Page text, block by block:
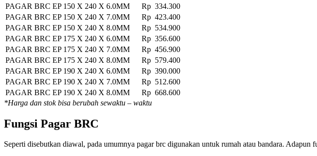
PAGAR BRC EP 150 X 240 X 6.0MM
Rp 334.300
PAGAR BRC EP 150 X 240 X 7.0MM
Rp 423.400
PAGAR BRC EP 150 X 240 X 8.0MM
Rp 534.900
PAGAR BRC EP 175 X 240 X 6.0MM
Rp 356.600
PAGAR BRC EP 175 X 240 X 7.0MM
Rp 456.900
PAGAR BRC EP 175 X 240 X 8.0MM
Rp 579.400
PAGAR BRC EP 190 X 240 X 6.0MM
Rp 390.000
PAGAR BRC EP 190 X 240 X 7.0MM
Rp 512.600
PAGAR BRC EP 190 X 240 X 8.0MM
Rp 668.600
*Harga dan stok bisa berubah sewaktu – waktu
Fungsi Pagar BRC
Seperti disebutkan diawal, pada umumnya pagar brc digunakan untuk rumah atau bandara. Adapun